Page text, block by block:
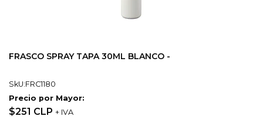
FRASCO SPRAY TAPA 30ML BLANCO -
SkU:FRC1180
Precio por Mayor:
$251 CLP + IVA